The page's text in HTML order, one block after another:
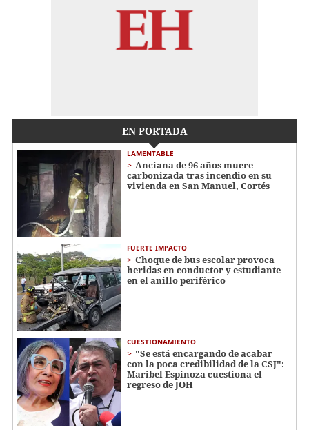
EN PORTADA
LAMENTABLE
Anciana de 96 años muere
carbonizada tras incendio en su
vivienda en San Manuel, Cortés
FUERTE IMPACTO
Choque de bus escolar provoca
heridas en conductor y estudiante
en el anillo periférico
CUESTIONAMIENTO
"Se está encargando de acabar
con la poca credibilidad de la CSJ":
Maribel Espinoza cuestiona el
regreso de JOH